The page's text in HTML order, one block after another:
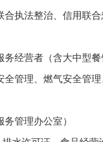
合执法整治、信用联
务经营者（含大中型
全管理、燃气安全管
务管理办公室）